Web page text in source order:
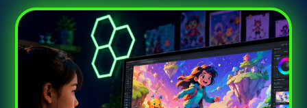
Спробувати урок